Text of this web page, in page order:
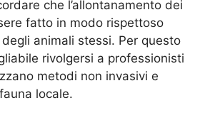
che l’allontanamento dei
fatto in modo rispettoso
degli animali stessi. Per questo
rivolgersi a professionisti
metodi non invasivi e
locale.